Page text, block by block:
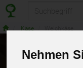
Nehmen
Käse